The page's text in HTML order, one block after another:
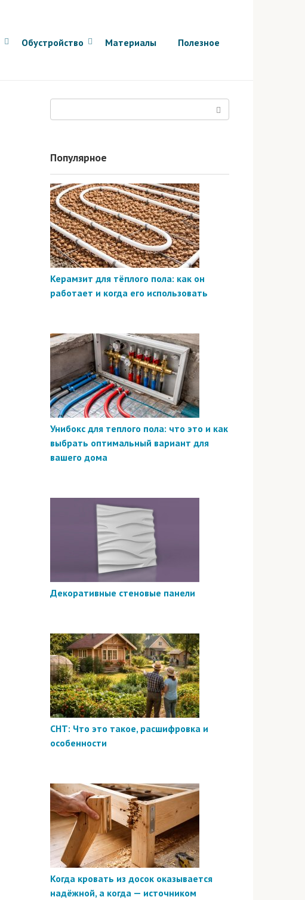
Обустройство Материалы Полезное
Популярное
Керамзит для тёплого пола: как он
работает и когда его использовать
Унибокс для теплого пола: что это и как
выбрать оптимальный вариант для
вашего дома
Декоративные стеновые панели
СНТ: Что это такое, расшифровка и
особенности
Когда кровать из досок оказывается
надёжной, а когда — источником